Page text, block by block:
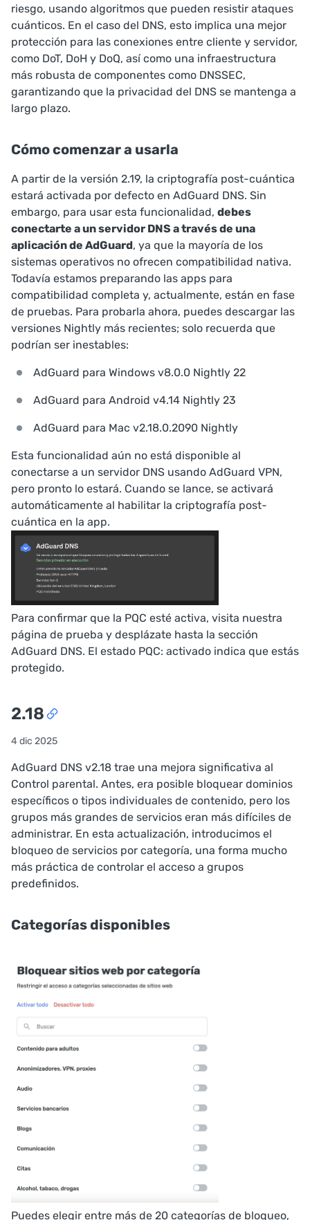
riesgo, usando algoritmos que pueden resistir ataques
cuánticos. En el caso del DNS, esto implica una mejor
protección para las conexiones entre cliente y servidor,
como DoT, DoH y DoQ, así como una infraestructura
más robusta de componentes como DNSSEC,
garantizando que la privacidad del DNS se mantenga a
largo plazo.
Cómo comenzar a usarla
A partir de la versión 2.19, la criptografía post-cuántica
estará activada por defecto en AdGuard DNS. Sin
embargo, para usar esta funcionalidad, debes
conectarte a un servidor DNS a través de una
aplicación de AdGuard, ya que la mayoría de los
sistemas operativos no ofrecen compatibilidad nativa.
Todavía estamos preparando las apps para
compatibilidad completa y, actualmente, están en fase
de pruebas. Para probarla ahora, puedes descargar las
versiones Nightly más recientes; solo recuerda que
podrían ser inestables:
AdGuard para Windows v8.0.0 Nightly 22
AdGuard para Android v4.14 Nightly 23
AdGuard para Mac v2.18.0.2090 Nightly
Esta funcionalidad aún no está disponible al
conectarse a un servidor DNS usando AdGuard VPN,
pero pronto lo estará. Cuando se lance, se activará
automáticamente al habilitar la criptografía post-
cuántica en la app.
Para confirmar que la PQC esté activa, visita nuestra
página de prueba y desplázate hasta la sección
AdGuard DNS. El estado PQC: activado indica que estás
protegido.
2.18
4 dic 2025
AdGuard DNS v2.18 trae una mejora significativa al
Control parental. Antes, era posible bloquear dominios
específicos o tipos individuales de contenido, pero los
grupos más grandes de servicios eran más difíciles de
administrar. En esta actualización, introducimos el
bloqueo de servicios por categoría, una forma mucho
más práctica de controlar el acceso a grupos
predefinidos.
Categorías disponibles
Puedes elegir entre más de 20 categorías de bloqueo,